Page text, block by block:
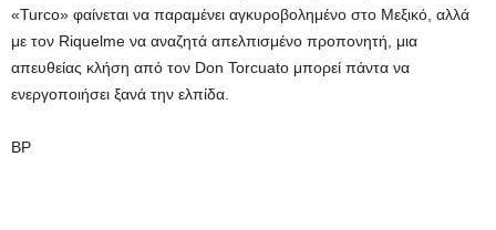
«Turco» φαίνεται να παραμένει αγκυροβολημένο στο Μεξικό, αλλά
με τον Riquelme να αναζητά απελπισμένο προπονητή, μια
απευθείας κλήση από τον Don Torcuato μπορεί πάντα να
ενεργοποιήσει ξανά την ελπίδα.
BP